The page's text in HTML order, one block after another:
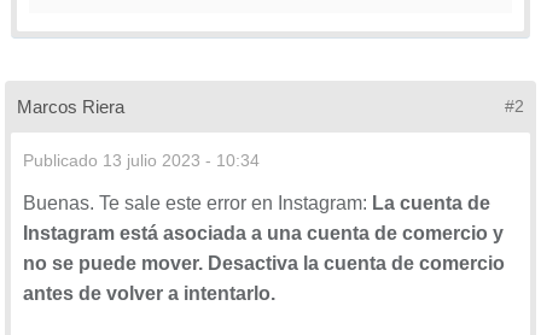
Marcos Riera #2
Publicado 13 julio 2023 - 10:34
Buenas. Te sale este error en Instagram: La cuenta de
Instagram está asociada a una cuenta de comercio y
no se puede mover. Desactiva la cuenta de comercio
antes de volver a intentarlo.